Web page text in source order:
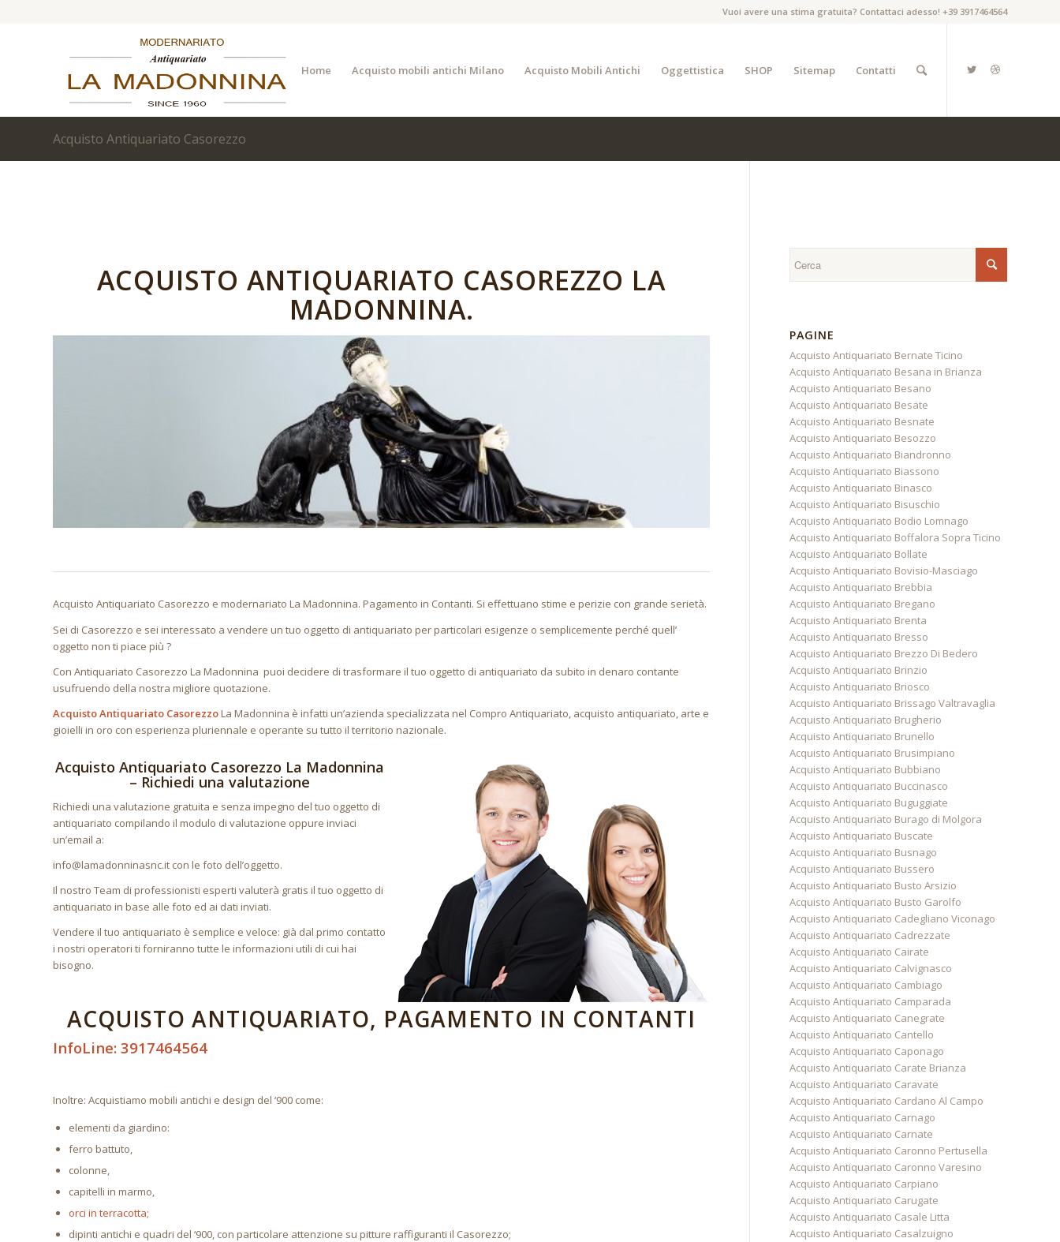
Vuoi avere una stima gratuita? Contattaci adesso! +39 3917464564
Home Acquisto mobili antichi Milano Acquisto Mobili Antichi Oggettistica SHOP Sitemap Contatti
Acquisto Antiquariato Casorezzo
ACQUISTO ANTIQUARIATO CASOREZZO LA
MADONNINA.
Acquisto Antiquariato Casorezzo e modernariato La Madonnina. Pagamento in Contanti. Si effettuano stime e perizie con grande serietà.
Sei di Casorezzo e sei interessato a vendere un tuo oggetto di antiquariato per particolari esigenze o semplicemente perché quell’
oggetto non ti piace più ?
Con Antiquariato Casorezzo La Madonnina puoi decidere di trasformare il tuo oggetto di antiquariato da subito in denaro contante
usufruendo della nostra migliore quotazione.
Acquisto Antiquariato CasorezzoLa Madonnina è infatti un’azienda specializzata nel Compro Antiquariato, acquisto antiquariato, arte e
gioielli in oro con esperienza pluriennale e operante su tutto il territorio nazionale.
Acquisto Antiquariato Casorezzo La Madonnina
– Richiedi una valutazione
Richiedi una valutazione gratuita e senza impegno del tuo oggetto di
antiquariato compilando il modulo di valutazione oppure inviaci
un’email a:
info@lamadonninasnc.it con le foto dell’oggetto.
Il nostro Team di professionisti esperti valuterà gratis il tuo oggetto di
antiquariato in base alle foto ed ai dati inviati.
Vendere il tuo antiquariato è semplice e veloce: già dal primo contatto
i nostri operatori ti forniranno tutte le informazioni utili di cui hai
bisogno.
ACQUISTO ANTIQUARIATO, PAGAMENTO IN CONTANTI
InfoLine: 3917464564
Inoltre: Acquistiamo mobili antichi e design del ‘900 come:
elementi da giardino:
ferro battuto,
colonne,
capitelli in marmo,
orci in terracotta;
dipinti antichi e quadri del ‘900, con particolare attenzione su pitture raffiguranti il Casorezzo;
PAGINE
Acquisto Antiquariato Bernate Ticino
Acquisto Antiquariato Besana in Brianza
Acquisto Antiquariato Besano
Acquisto Antiquariato Besate
Acquisto Antiquariato Besnate
Acquisto Antiquariato Besozzo
Acquisto Antiquariato Biandronno
Acquisto Antiquariato Biassono
Acquisto Antiquariato Binasco
Acquisto Antiquariato Bisuschio
Acquisto Antiquariato Bodio Lomnago
Acquisto Antiquariato Boffalora Sopra Ticino
Acquisto Antiquariato Bollate
Acquisto Antiquariato Bovisio-Masciago
Acquisto Antiquariato Brebbia
Acquisto Antiquariato Bregano
Acquisto Antiquariato Brenta
Acquisto Antiquariato Bresso
Acquisto Antiquariato Brezzo Di Bedero
Acquisto Antiquariato Brinzio
Acquisto Antiquariato Briosco
Acquisto Antiquariato Brissago Valtravaglia
Acquisto Antiquariato Brugherio
Acquisto Antiquariato Brunello
Acquisto Antiquariato Brusimpiano
Acquisto Antiquariato Bubbiano
Acquisto Antiquariato Buccinasco
Acquisto Antiquariato Buguggiate
Acquisto Antiquariato Burago di Molgora
Acquisto Antiquariato Buscate
Acquisto Antiquariato Busnago
Acquisto Antiquariato Bussero
Acquisto Antiquariato Busto Arsizio
Acquisto Antiquariato Busto Garolfo
Acquisto Antiquariato Cadegliano Viconago
Acquisto Antiquariato Cadrezzate
Acquisto Antiquariato Cairate
Acquisto Antiquariato Calvignasco
Acquisto Antiquariato Cambiago
Acquisto Antiquariato Camparada
Acquisto Antiquariato Canegrate
Acquisto Antiquariato Cantello
Acquisto Antiquariato Caponago
Acquisto Antiquariato Carate Brianza
Acquisto Antiquariato Caravate
Acquisto Antiquariato Cardano Al Campo
Acquisto Antiquariato Carnago
Acquisto Antiquariato Carnate
Acquisto Antiquariato Caronno Pertusella
Acquisto Antiquariato Caronno Varesino
Acquisto Antiquariato Carpiano
Acquisto Antiquariato Carugate
Acquisto Antiquariato Casale Litta
Acquisto Antiquariato Casalzuigno